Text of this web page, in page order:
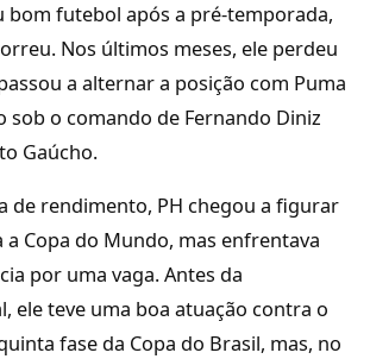
bom futebol após a pré-temporada,
Nos últimos meses, ele perdeu
a alternar a posição com Puma
sob o comando de Fernando Diniz
Gaúcho.
de rendimento, PH chegou a figurar
a Copa do Mundo, mas enfrentava
por uma vaga. Antes da
ele teve uma boa atuação contra o
fase da Copa do Brasil, mas, no